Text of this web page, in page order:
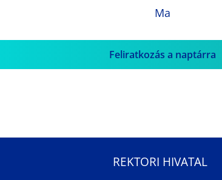
Ma
Feliratkozás a naptárra
REKTORI HIVATAL